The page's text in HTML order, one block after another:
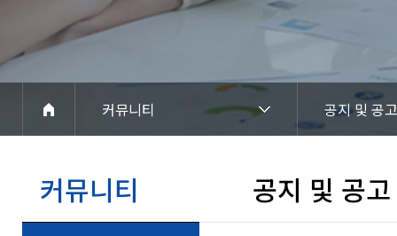
조직도
아이덴티티
경영공시
커뮤니티
공지 및 공고
커뮤니티 공지 및 공고